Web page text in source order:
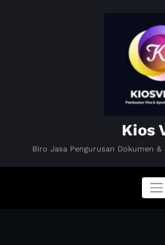
Kios
Biro Jasa Pengurusan Dokumen